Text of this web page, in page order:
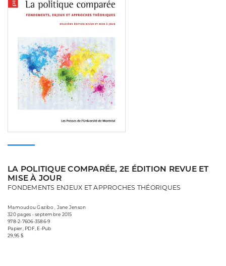
LA POLITIQUE COMPARÉE, 2E ÉDITION REVUE ET
MISE À JOUR
FONDEMENTS ENJEUX ET APPROCHES THÉORIQUES
Mamoudou Gazibo , Jane Jenson
320 pages • septembre 2015
978-2-7606-3586-9
Papier, PDF, E-Pub
29,95 $